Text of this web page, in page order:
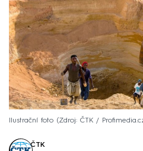
Ilustrační foto Zdroj: ČTK /
ČTK